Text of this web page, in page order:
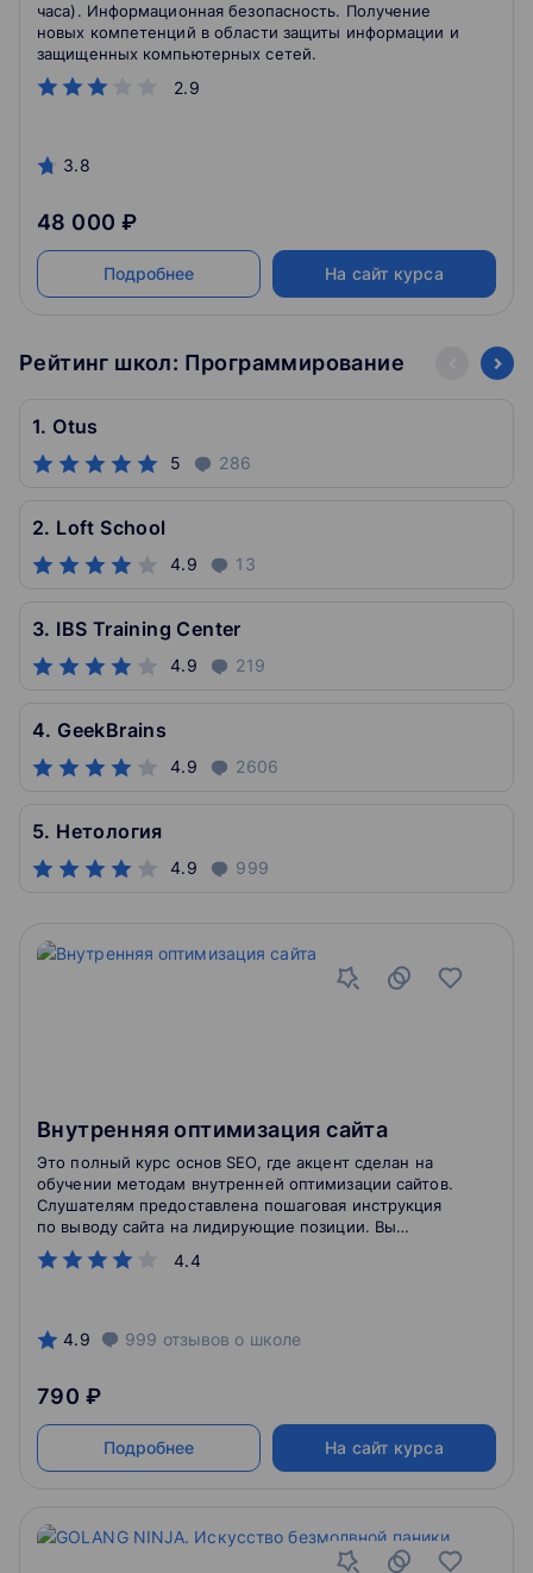
технологий (с учетом стандарта
Ворлдскиллс по компетенции
«Корпоративная защита от внутренних
угроз информационной безопасности»)
2.9
часа). Информационная безопасность. Получение
новых компетенций в области защиты информации и
защищенных компьютерных сетей.
3.8
48 000 ₽
Подробнее На сайт курса
Рейтинг школ: Программирование
1. Otus
5 286
2. Loft School
4.9 13
3. IBS Training Center
4.9 219
4. GeekBrains
4.9 2606
5. Нетология
4.9 999
Внутренняя оптимизация сайта
4.4
Это полный курс основ SEO, где акцент сделан на
обучении методам внутренней оптимизации сайтов.
Слушателям предоставлена пошаговая инструкция
по выводу сайта на лидирующие позиции. Вы
разберете конкретные приемы, которые можно
применять сразу после просмотра лекций и сдачи
4.9 999 отзывов о школе
790 ₽
Подробнее На сайт курса